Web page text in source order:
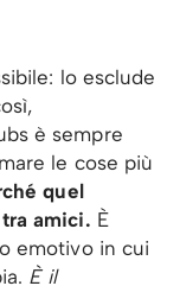
lo esclude
è sempre
le cose più
quel
amici. È
emotivo in cui
È il